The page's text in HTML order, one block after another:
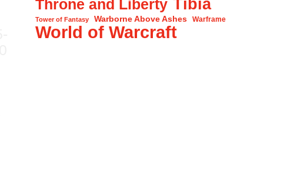
Throne and Liberty Tibia
Tower of Fantasy Warborne Above Ashes Warframe
World of Warcraft